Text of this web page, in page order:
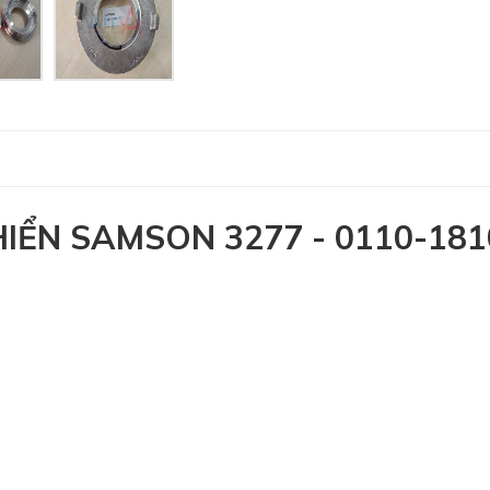
SAMSON 3277 - 0110-